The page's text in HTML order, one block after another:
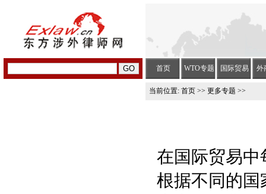
首页 WTO专题 国际贸易 外
当前位置: 首页 >> 更多专题 >>
在国际贸易中
根据不同的国